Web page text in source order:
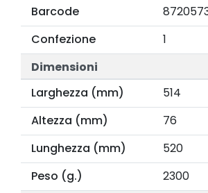
Barcode
Confezione
1
Dimensioni
Larghezza (mm)
514
Altezza (mm)
76
Lunghezza (mm)
520
Peso (g.)
2300